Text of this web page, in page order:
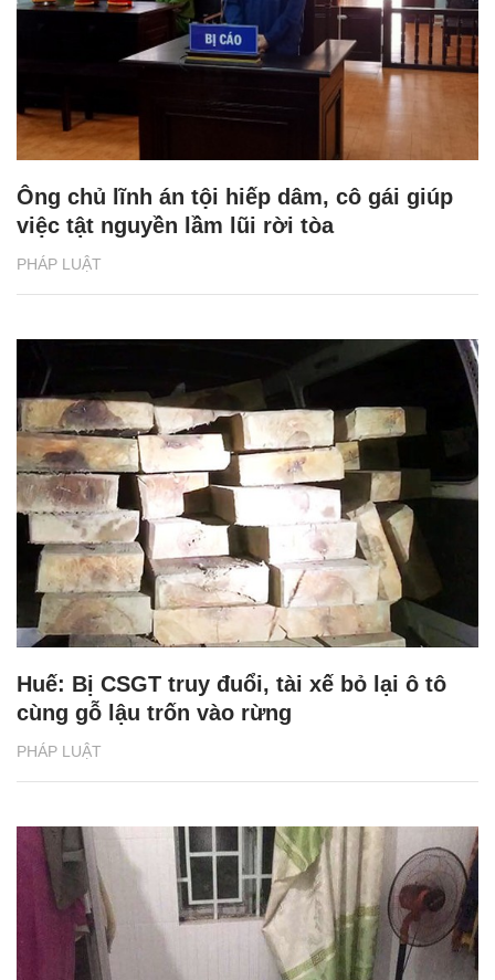
PHÁP LUẬT
Ông chủ lĩnh án tội hiếp dâm, cô gái giúp
việc tật nguyền lầm lũi rời tòa
PHÁP LUẬT
Huế: Bị CSGT truy đuổi, tài xế bỏ lại ô tô
cùng gỗ lậu trốn vào rừng